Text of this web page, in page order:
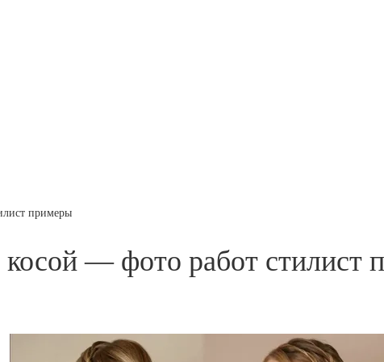
примеры
косой — фото работ стилист